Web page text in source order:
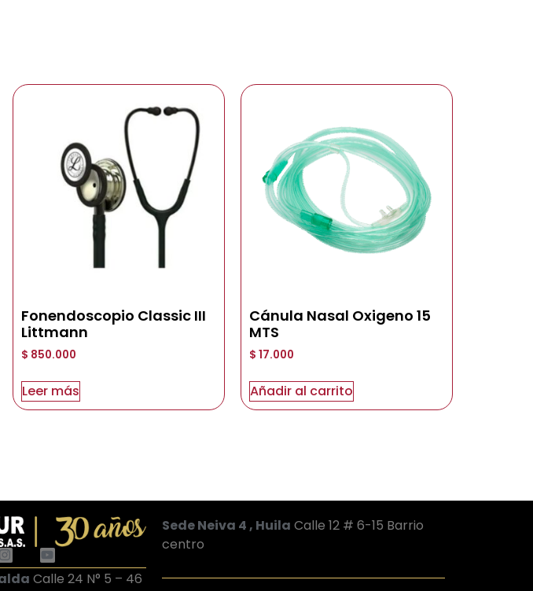
Fonendoscopio Classic III
Littmann
$ 850.000
Leer más
Cánula Nasal Oxigeno 15
MTS
$ 17.000
Añadir al carrito
Calle 24 N° 5 – 46
Sede Neiva 4 , Huila Calle 12 # 6-15 Barrio
centro